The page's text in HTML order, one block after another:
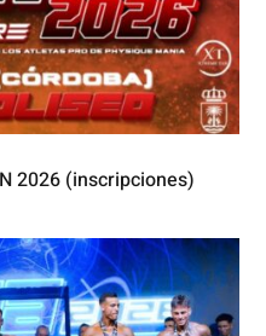
2026 (inscripciones)